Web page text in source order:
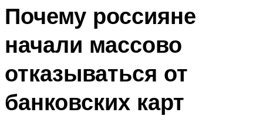
Почему россияне
начали массово
отказываться от
банковских карт